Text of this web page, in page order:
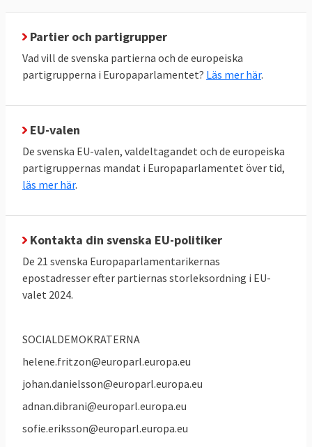
kommissionen och kan även avsätta
kommissionen i sin helhet.
också ett vidare opinionsmässigt inflytande.
Vissa kallar därför parlamentet för Europas
politiska torg. Genom att anta uttalanden
påverkar man den politiska opinionen i
man vill. Ofta har Europaparlamentet även
synpunkter på länder utanför EU, inte minst
när det gäller mänskliga rättigheter.
Inte lika mäktigt som riksdagen
Europaparlamentet är inte lika mäktigt
exempelvis den svenska riksdagen.
Parlamentet kan inte besluta om skatter,
Partier och partigrupper
Vad vill de svenska partierna och de europeiska
partigrupperna i Europaparlamentet? Läs mer här.
EU-valen
De svenska EU-valen, valdeltagandet och de europeiska
partigruppernas mandat i Europaparlamentet över tid,
läs mer här.
Kontakta din svenska EU-politiker
De 21 svenska Europaparlamentarikernas
epostadresser efter partiernas storleksordning i EU-
valet 2024.
SOCIALDEMOKRATERNA
helene.fritzon@europarl.europa.eu
johan.danielsson@europarl.europa.eu
adnan.dibrani@europarl.europa.eu
sofie.eriksson@europarl.europa.eu